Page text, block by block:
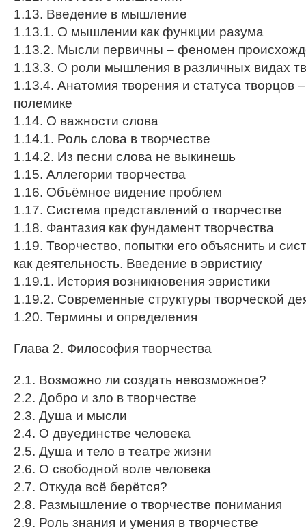
1.13. Введение в мышление
1.13.1. О мышлении как функции разума
1.13.2. Мысли первичны – феномен
1.13.3. О роли мышления в различных видах
1.13.4. Анатомия творения и статуса творцов
полемике
1.14. О важности слова
1.14.1. Роль слова в творчестве
1.14.2. Из песни слова не выкинешь
1.15. Аллегории творчества
1.16. Объёмное видение проблем
1.17. Система представлений о творчестве
1.18. Фантазия как фундамент творчества
1.19. Творчество, попытки его объяснить и
как деятельность. Введение в эвристику
1.19.1. История возникновения эвристики
1.19.2. Современные структуры творческой
1.20. Термины и определения
Глава 2. Философия творчества
2.1. Возможно ли создать невозможное?
2.2. Добро и зло в творчестве
2.3. Душа и мысли
2.4. О двуединстве человека
2.5. Душа и тело в театре жизни
2.6. О свободной воле человека
2.7. Откуда всё берётся?
2.8. Размышление о творчестве понимания
2.9. Роль знания и умения в творчестве